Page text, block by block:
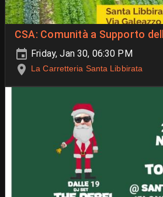
CSA: Comunità a Supporto
Friday, Jan 30, 06:30 PM
La Carretteria Santa Libbirata